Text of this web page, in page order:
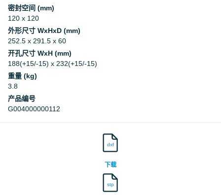
密封空间 (mm)
120 x 120
外形尺寸 WxHxD (mm)
252.5 x 291.5 x 60
开孔尺寸 WxH (mm)
188(+15/-15) x 232(+15/-15)
重量 (kg)
3.8
产品编号
G004000000112
dxf
下载
stp